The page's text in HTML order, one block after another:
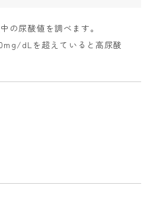
の尿酸値を調べます。
dLを超えていると高尿酸